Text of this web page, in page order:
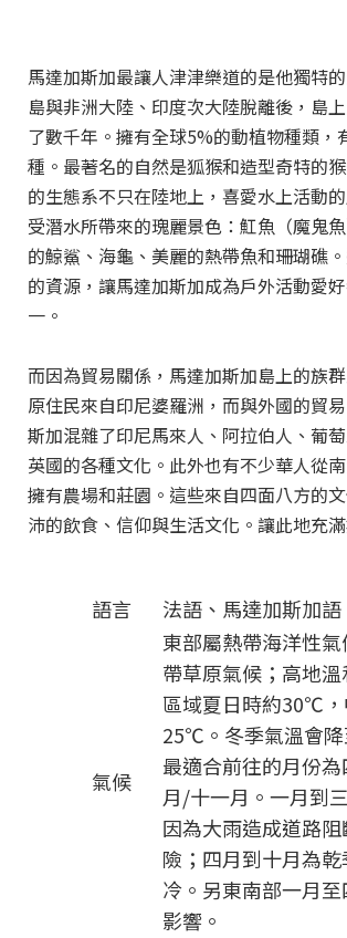
馬達加斯加最讓人津津樂道的是他獨特
島與非洲大陸、印度次大陸脫離後，島
了數千年。擁有全球5%的動植物種類，
種。最著名的自然是狐猴和造型奇特的
的生態系不只在陸地上，喜愛水上活動
受潛水所帶來的瑰麗景色：魟魚（魔鬼
的鯨鯊、海龜、美麗的熱帶魚和珊瑚礁
的資源，讓馬達加斯加成為戶外活動愛
一。
而因為貿易關係，馬達加斯加島上的族
原住民來自印尼婆羅洲，而與外國的貿
斯加混雜了印尼馬來人、阿拉伯人、葡
英國的各種文化。此外也有不少華人從
擁有農場和莊園。這些來自四面八方的
沛的飲食、信仰與生活文化。讓此地充
語言 法語、馬達加斯加語
氣候
東部屬熱帶海洋性
帶草原氣候；高地
區域夏日時約30℃
25℃。冬季氣溫會
最適合前往的月份
月/十一月。一月到
因為大雨造成道路
險；四月到十月為
冷。另東南部一月
影響。